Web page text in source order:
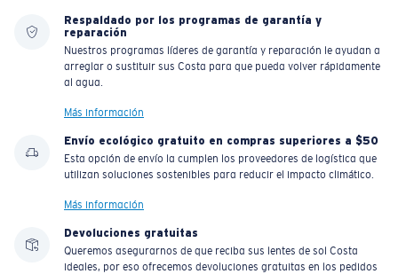
Respaldado por los programas de garantía y
reparación
Nuestros programas líderes de garantía y reparación le ayudan a
arreglar o sustituir sus Costa para que pueda volver rápidamente
al agua.
Más información
Envío ecológico gratuito en compras superiores a $50
Esta opción de envío la cumplen los proveedores de logística que
utilizan soluciones sostenibles para reducir el impacto climático.
Más información
Devoluciones gratuitas
Queremos asegurarnos de que reciba sus lentes de sol Costa
ideales, por eso ofrecemos devoluciones gratuitas en los pedidos